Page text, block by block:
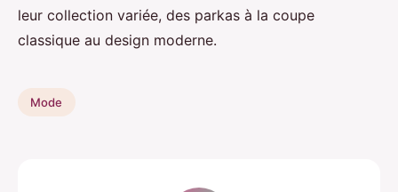
leur collection variée, des parkas à la coupe
classique au design moderne.
Mode